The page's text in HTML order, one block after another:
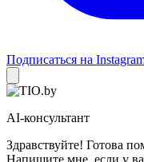
Подписаться на
AI-консультант
Здравствуйте! Готова
Напишите мне, если у